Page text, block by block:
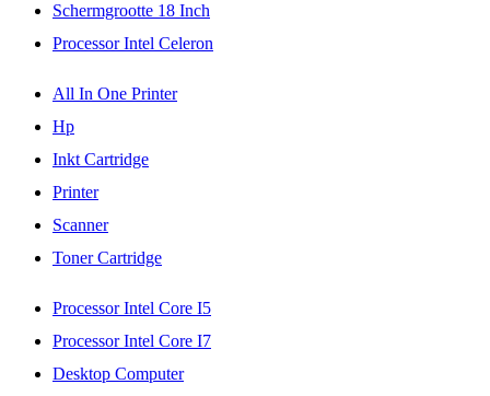
Schermgrootte 18 Inch
Processor Intel Celeron
All In One Printer
Hp
Inkt Cartridge
Printer
Scanner
Toner Cartridge
Processor Intel Core I5
Processor Intel Core I7
Desktop Computer